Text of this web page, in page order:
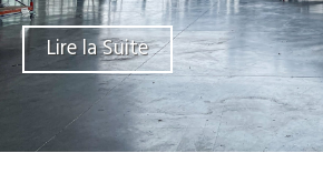
Lire la Suite